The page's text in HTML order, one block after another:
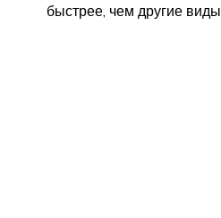
быстрее, чем другие виды.